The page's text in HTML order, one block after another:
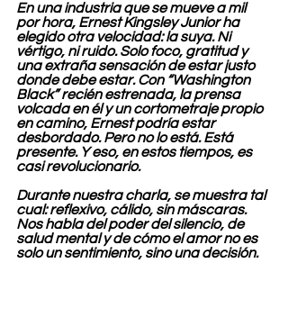
En una industria que se mueve a mil
por hora, Ernest Kingsley Junior ha
elegido otra velocidad: la suya. Ni
vértigo, ni ruido. Solo foco, gratitud y
una extraña sensación de estar justo
donde debe estar. Con “Washington
Black” recién estrenada, la prensa
volcada en él y un cortometraje propio
en camino, Ernest podría estar
desbordado. Pero no lo está. Está
presente. Y eso, en estos tiempos, es
casi revolucionario.
Durante nuestra charla, se muestra tal
cual: reflexivo, cálido, sin máscaras.
Nos habla del poder del silencio, de
salud mental y de cómo el amor no es
solo un sentimiento, sino una decisión.